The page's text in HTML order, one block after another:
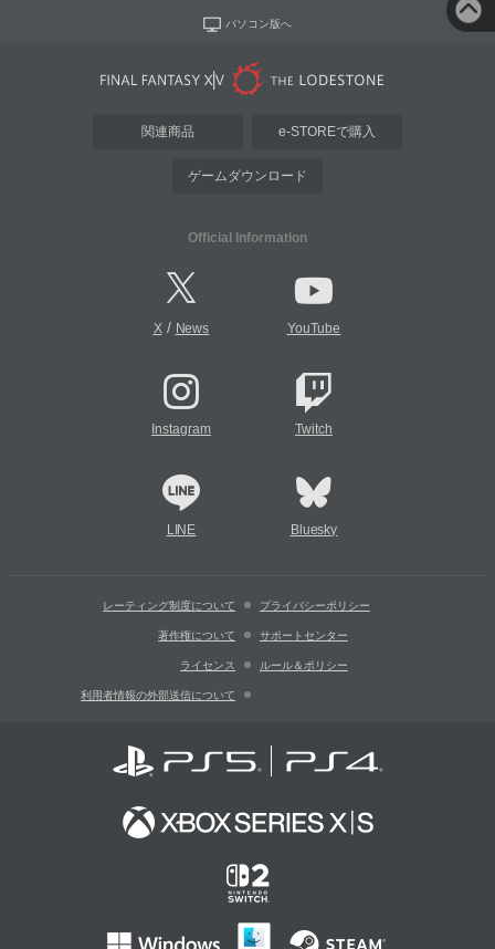
パソコン版へ
関連商品 e-STOREで購入
ゲームダウンロード
Official Information
X/ News YouTube
Instagram Twitch
LINE Bluesky
レーティング制度について プライバシーポリシー
著作権について サポートセンター
ライセンス ルール＆ポリシー
利用者情報の外部送信について